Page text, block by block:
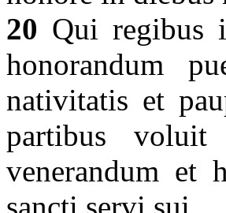
20 Qui regibus
honorandum
nativitatis et
partibus
venerandum et